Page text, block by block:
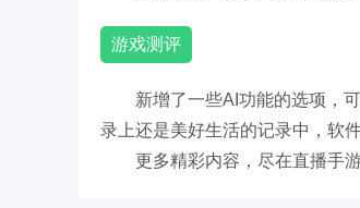
游戏测评
新增了一些AI功能的选项，
录上还是美好生活的记录中，软
更多精彩内容，尽在直播手